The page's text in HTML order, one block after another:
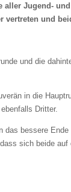
aller Jugend-
vertreten und
und die
in die
Dritter.
das bessere
sich beide auf